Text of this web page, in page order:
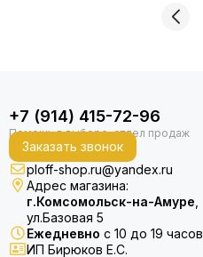
+7 (914) 415-72-96
Заказать звонок
ploff-shop.ru@yandex.ru
Адрес магазина:
г.Комсомольск-на-Амуре
ул.Базовая 5
Ежедневно с 10 до 19 часов
ИП Бирюков Е.С.